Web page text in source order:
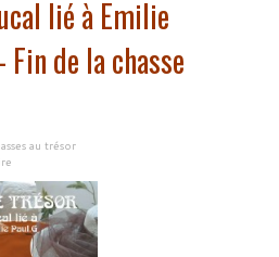
lié à Emilie
Fin de la chasse
au trésor